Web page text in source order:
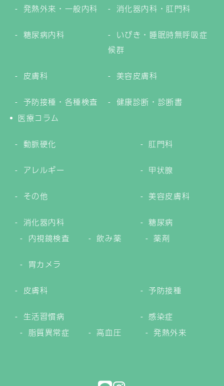
発熱外来・一般内科 消化器内科・肛門科
糖尿病内科
いびき・睡眠時無呼吸症
候群
皮膚科 美容皮膚科
予防接種・各種検査
健康診断・診断書
医療コラム
動脈硬化 肛門科
アレルギー 甲状腺
その他 美容皮膚科
消化器内科
内視鏡検査
飲み薬
胃カメラ
糖尿病
薬剤
皮膚科 予防接種
生活習慣病
脂質異常症
高血圧
感染症
発熱外来